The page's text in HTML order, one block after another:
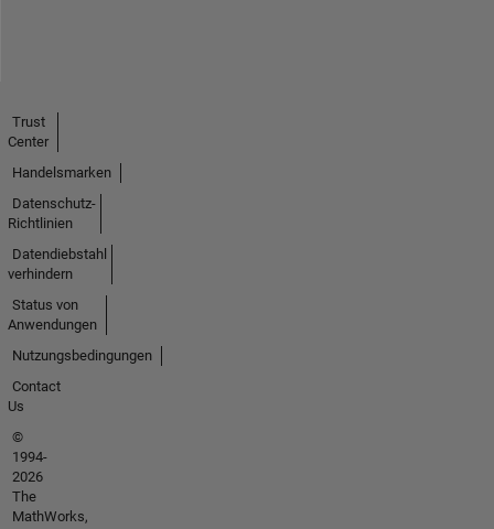
Trust
Center
Handelsmarken
Datenschutz-
Richtlinien
Datendiebstahl
verhindern
Status von
Anwendungen
Nutzungsbedingungen
Contact
Us
©
1994-
2026
The
MathWorks,